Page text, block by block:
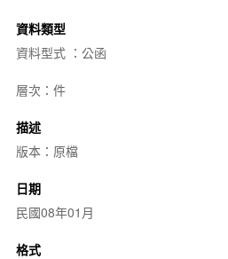
資料類型
資料型式 ：公函
層次：件
描述
版本：原檔
日期
民國08年01月
格式